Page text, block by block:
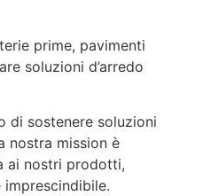
prime, pavimenti
soluzioni d’arredo
di sostenere soluzioni
nostra mission è
ai nostri prodotti,